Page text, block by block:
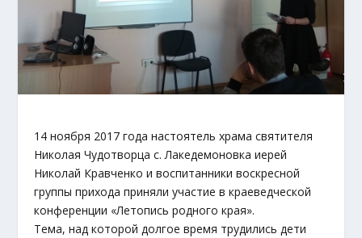
14 ноября 2017 года настоятель храма святителя
Николая Чудотворца с. Лакедемоновка иерей
Николай Кравченко и воспитанники воскресной
группы прихода приняли участие в краеведческой
конференции «Летопись родного края».
Тема, над которой долгое время трудились дети